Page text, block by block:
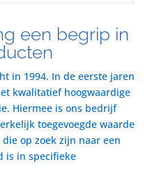
een begrip in
in 1994. In de eerste jaren
kwalitatief hoogwaardige
Hiermee is ons bedrijf
toegevoegde waarde
op zoek zijn naar een
is in specifieke